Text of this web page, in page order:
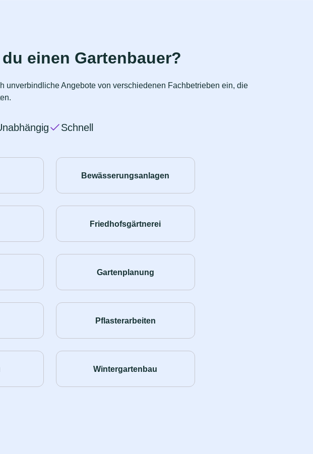
einen Gartenbauer?
unverbindliche Angebote von verschiedenen Fachbetrieben ein, die
Schnell
Bewässerungsanlagen
Friedhofsgärtnerei
Gartenplanung
Pflasterarbeiten
Wintergartenbau